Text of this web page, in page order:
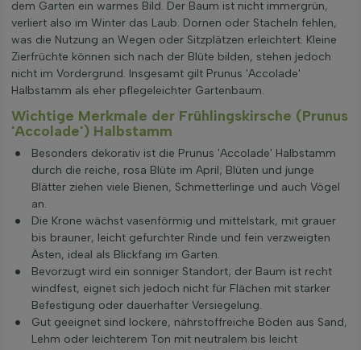
dem Garten ein warmes Bild. Der Baum ist nicht immergrün,
verliert also im Winter das Laub. Dornen oder Stacheln fehlen,
was die Nutzung an Wegen oder Sitzplätzen erleichtert. Kleine
Zierfrüchte können sich nach der Blüte bilden, stehen jedoch
nicht im Vordergrund. Insgesamt gilt Prunus 'Accolade'
Halbstamm als eher pflegeleichter Gartenbaum.
Wichtige Merkmale der Frühlingskirsche (Prunus
'Accolade') Halbstamm
Besonders dekorativ ist die Prunus 'Accolade' Halbstamm
durch die reiche, rosa Blüte im April; Blüten und junge
Blätter ziehen viele Bienen, Schmetterlinge und auch Vögel
an.
Die Krone wächst vasenförmig und mittelstark, mit grauer
bis brauner, leicht gefurchter Rinde und fein verzweigten
Ästen, ideal als Blickfang im Garten.
Bevorzugt wird ein sonniger Standort; der Baum ist recht
windfest, eignet sich jedoch nicht für Flächen mit starker
Befestigung oder dauerhafter Versiegelung.
Gut geeignet sind lockere, nährstoffreiche Böden aus Sand,
Lehm oder leichterem Ton mit neutralem bis leicht